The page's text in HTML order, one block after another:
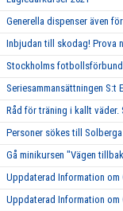
Generella dispenser även
Inbjudan till skodag! Prova
Stockholms
Seriesammansättningen S:t
Råd för träning i kallt väder.
Personer sökes till
Gå minikursen "Vägen
Uppdaterad Information om
Uppdaterad Information om